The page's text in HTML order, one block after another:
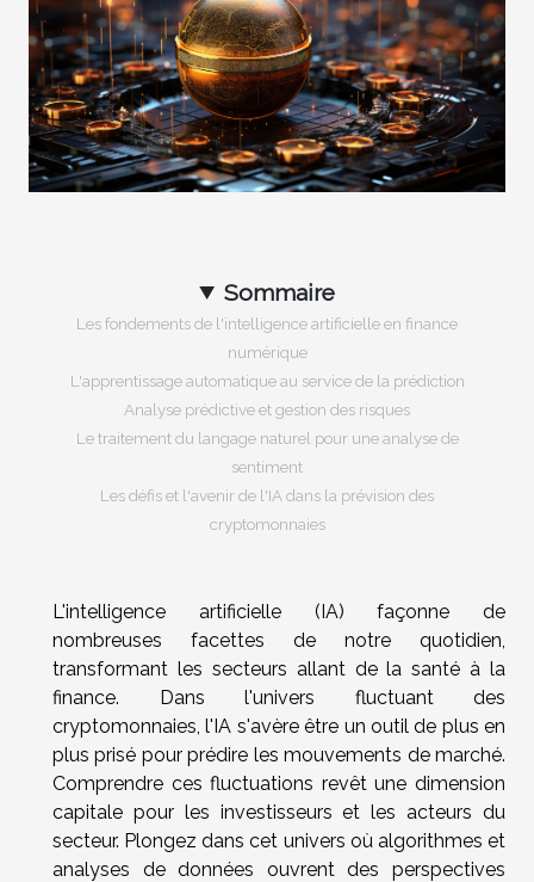
Sommaire
Les fondements de l'intelligence artificielle en finance
numérique
L'apprentissage automatique au service de la prédiction
Analyse prédictive et gestion des risques
Le traitement du langage naturel pour une analyse de
sentiment
Les défis et l'avenir de l'IA dans la prévision des
cryptomonnaies
L'intelligence artificielle (IA) façonne de
nombreuses facettes de notre quotidien,
transformant les secteurs allant de la santé à la
finance. Dans l'univers fluctuant des
cryptomonnaies, l'IA s'avère être un outil de plus en
plus prisé pour prédire les mouvements de marché.
Comprendre ces fluctuations revêt une dimension
capitale pour les investisseurs et les acteurs du
secteur. Plongez dans cet univers où algorithmes et
analyses de données ouvrent des perspectives